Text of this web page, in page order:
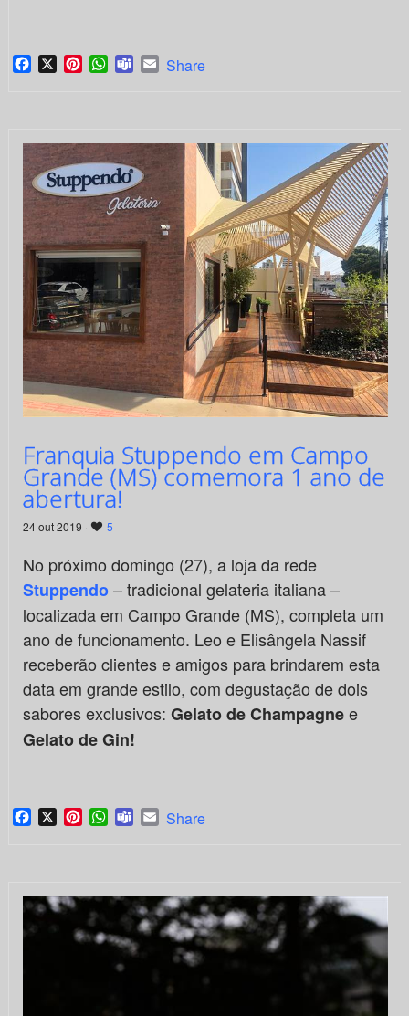
Facebook
X PinterestWhatsApp
TeamsEmail
Share
Franquia Stuppendo em Campo
Grande (MS) comemora 1 ano de
abertura!
24 out 2019 · 5
No próximo domingo (27), a loja da rede
Stuppendo– tradicional gelateria italiana –
localizada em Campo Grande (MS), completa um
ano de funcionamento. Leo e Elisângela Nassif
receberão clientes e amigos para brindarem esta
data em grande estilo, com degustação de dois
sabores exclusivos: Gelato de Champagnee
Gelato de Gin!
Facebook
X PinterestWhatsApp
TeamsEmail
Share